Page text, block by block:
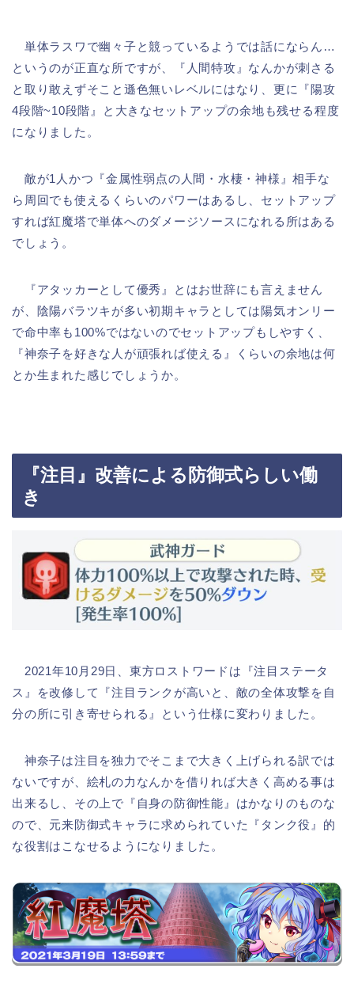
単体ラスワで幽々子と競っているようでは話にならん…
というのが正直な所ですが、『人間特攻』なんかが刺さる
と取り敢えずそこと遜色無いレベルにはなり、更に『陽攻
4段階~10段階』と大きなセットアップの余地も残せる程度
になりました。
敵が1人かつ『金属性弱点の人間・水棲・神様』相手な
ら周回でも使えるくらいのパワーはあるし、セットアップ
すれば紅魔塔で単体へのダメージソースになれる所はある
でしょう。
『アタッカーとして優秀』とはお世辞にも言えません
が、陰陽バラツキが多い初期キャラとしては陽気オンリー
で命中率も100%ではないのでセットアップもしやすく、
『神奈子を好きな人が頑張れば使える』くらいの余地は何
とか生まれた感じでしょうか。
『注目』改善による防御式らしい働
き
2021年10月29日、東方ロストワードは『注目ステータ
ス』を改修して『注目ランクが高いと、敵の全体攻撃を自
分の所に引き寄せられる』という仕様に変わりました。
神奈子は注目を独力でそこまで大きく上げられる訳では
ないですが、絵札の力なんかを借りれば大きく高める事は
出来るし、その上で『自身の防御性能』はかなりのものな
ので、元来防御式キャラに求められていた『タンク役』的
な役割はこなせるようになりました。